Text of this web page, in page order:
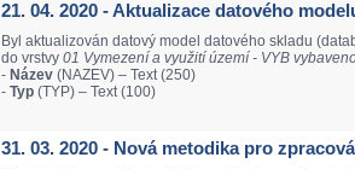
21. 04. 2020 - Aktualizace datového
Byl aktualizován datový model datového skladu
do vrstvy 01 Vymezení a využití území - VYB
- Název (NAZEV) – Text (250)
- Typ (TYP) – Text (100)
31. 03. 2020 - Nová metodika pro